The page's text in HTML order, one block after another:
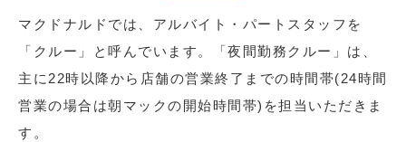
マクドナルドでは、アルバイト・パートスタッフを
「クルー」と呼んでいます。「夜間勤務クルー」は、
主に22時以降から店舗の営業終了までの時間帯(24時間
営業の場合は朝マックの開始時間帯)を担当いただきま
す。